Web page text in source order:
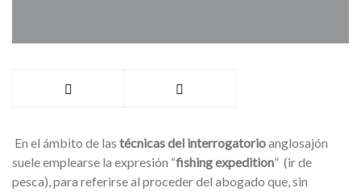
En el ámbito de las técnicas del interrogatorioanglosajón
suele emplearse la expresión “fishing expedition” (ir de
pesca), para referirse al proceder del abogado que, sin